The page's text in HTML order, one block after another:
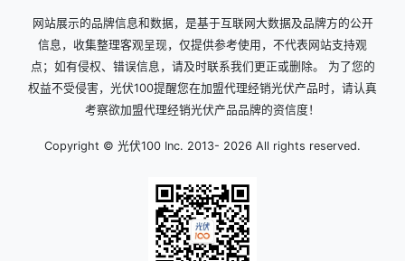
网站展示的品牌信息和数据，是基于互联网大数据及品牌方的公开
信息，收集整理客观呈现，仅提供参考使用，不代表网站支持观
点；如有侵权、错误信息，请及时联系我们更正或删除。 为了您的
权益不受侵害，光伏100提醒您在加盟代理经销光伏产品时，请认真
考察欲加盟代理经销光伏产品品牌的资信度！
Copyright © 光伏100 Inc. 2013- 2026 All rights reserved.